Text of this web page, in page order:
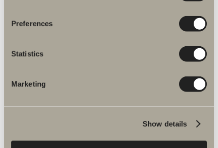
Preferences
Statistics
Marketing
Show details
180 kr.